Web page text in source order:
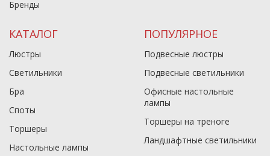
Бренды
КАТАЛОГ
Люстры
Светильники
Бра
Споты
Торшеры
Настольные лампы
ПОПУЛЯРНОЕ
Подвесные люстры
Подвесные светильники
Офисные настольные
лампы
Торшеры на треноге
Ландшафтные светильники